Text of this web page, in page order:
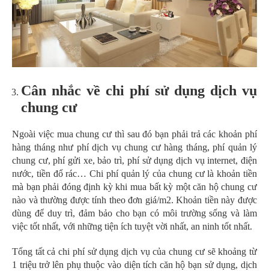
Cân nhắc về chi phí sử dụng dịch vụ
chung cư
Ngoài việc mua chung cư thì sau đó bạn phải trả các khoản phí
hàng tháng như phí dịch vụ chung cư hàng tháng, phí quản lý
chung cư, phí gửi xe, bảo trì, phí sử dụng dịch vụ internet, điện
nước, tiền đổ rác… Chi phí quản lý của chung cư là khoản tiền
mà bạn phải đóng định kỳ khi mua bất kỳ một căn hộ chung cư
nào và thường được tính theo đơn giá/m2. Khoản tiền này được
dùng để duy trì, đảm bảo cho bạn có môi trường sống và làm
việc tốt nhất, với những tiện ích tuyệt vời nhất, an ninh tốt nhất.
Tổng tất cả chi phí sử dụng dịch vụ của chung cư sẽ khoảng từ
1 triệu trở lên phụ thuộc vào diện tích căn hộ bạn sử dụng, dịch